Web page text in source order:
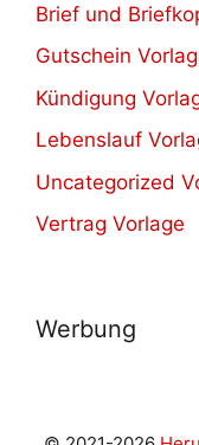
Brief und
Gutschein
Kündigung
Lebenslauf
Uncategorized
Vertrag Vorlage
Werbung